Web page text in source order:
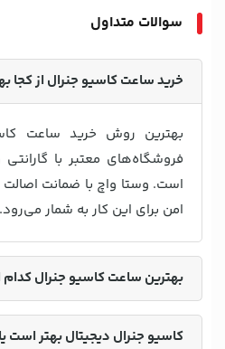
سوالات متداول
خرید ساعت کاسیو جنرال از کجا
بهترین روش خرید ساعت
فروشگاه‌های معتبر با
است. وستا واچ با ضمانت
امن برای این کار به شمار می‌رود.
بهترین ساعت کاسیو جنرال
کاسیو جنرال دیجیتال بهتر است